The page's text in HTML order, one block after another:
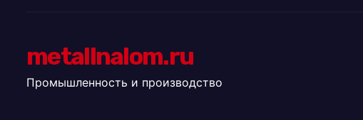
metallnalom.ru
Промышленность и производство